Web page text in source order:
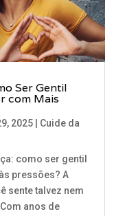
Ser Gentil
com Mais
2025| Cuide da
como ser gentil
pressões? A
sente talvez nem
anos de